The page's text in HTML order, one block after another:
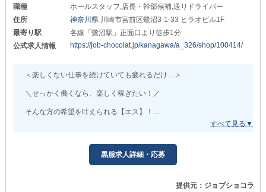
『ナイトワーク』＝『仕事が大変』
という時代はもう終わりです！
営業終了後の長時間ミーティングや
また、業界では珍しい『有給休暇』を完備！
プライベートを大切にしながらお仕事できます。
▼…抜群の稼ぎやすさをお約束
歩合額に上限はないのでやる気や頑張り次第で、
職種
ホールスタッフ,店長・幹部候補,送りドライバー
住所
神奈川県 川崎市宮前区鷺沼3-1-33 ヒラオビル1F
最寄り駅
各線「鷺沼駅」正面口より徒歩1分
公式求人情報
https://job-chocolat.jp/kanagawa/a_326/shop/100414/
＜楽しくない仕事を続けていても疲れるだけ…＞
＼せっかく働くなら、楽しく稼ぎたい！／
そんな方の希望を叶えられる【エス】！
楽しみながら高収入を実現しましょう！
黒服求人詳細・応募
提供元：ジョブショコラ